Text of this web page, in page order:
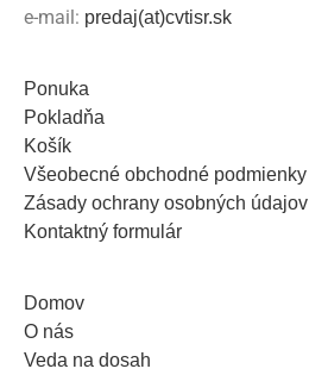
e-mail: predaj(at)cvtisr.sk
Ponuka
Pokladňa
Košík
Všeobecné obchodné podmienky
Zásady ochrany osobných údajov
Kontaktný formulár
Domov
O nás
Veda na dosah